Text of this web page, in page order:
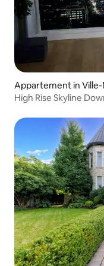
Appartement in Ville-
High Rise Skyline